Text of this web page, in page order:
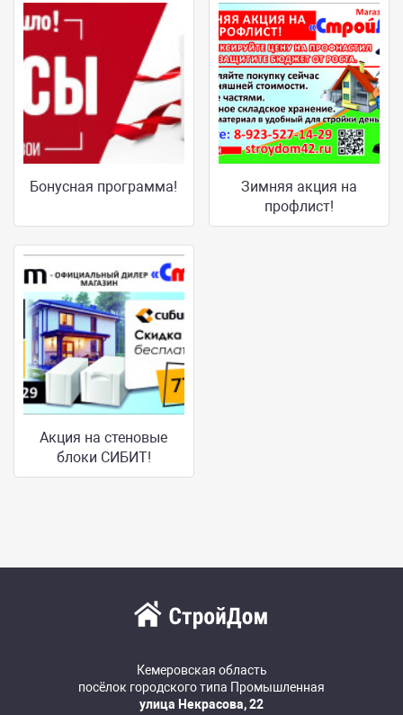
Бонусная программа!
Зимняя акция на
профлист!
Акция на стеновые
блоки СИБИТ!
Кемеровская область
посёлок городского типа Промышленная
улица Некрасова, 22